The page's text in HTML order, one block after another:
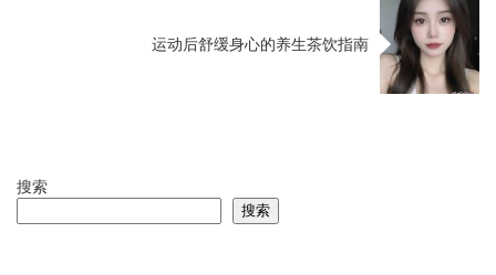
运动后舒缓身心的养生茶饮指南
搜索
搜索